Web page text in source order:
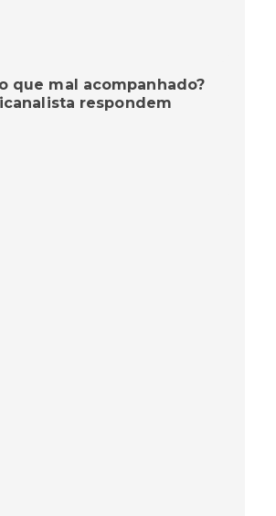
que mal acompanhado?
respondem